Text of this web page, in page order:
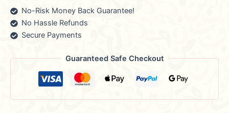
No-Risk Money Back Guarantee!
No Hassle Refunds
Secure Payments
Guaranteed Safe Checkout